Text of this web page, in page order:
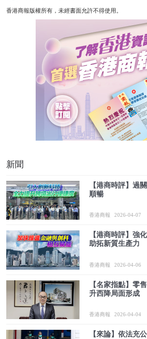
香港商報版權所有，未經書面允許不得使用。
新聞
【港商時評】過
順暢
香港商報 2026-04-07
【港商時評】強
助拓新質生產力
香港商報 2026-04-06
【名家指點】零
升西降局面形成
香港商報 2026-04-04
【來論】依法充